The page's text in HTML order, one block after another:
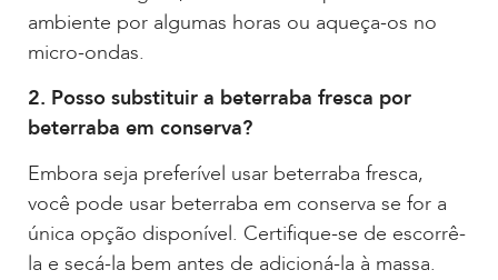
ambiente por algumas horas ou aqueça-os no
micro-ondas.
2. Posso substituir a beterraba fresca por
beterraba em conserva?
Embora seja preferível usar beterraba fresca,
você pode usar beterraba em conserva se for a
única opção disponível. Certifique-se de escorrê-
la e secá-la bem antes de adicioná-la à massa.